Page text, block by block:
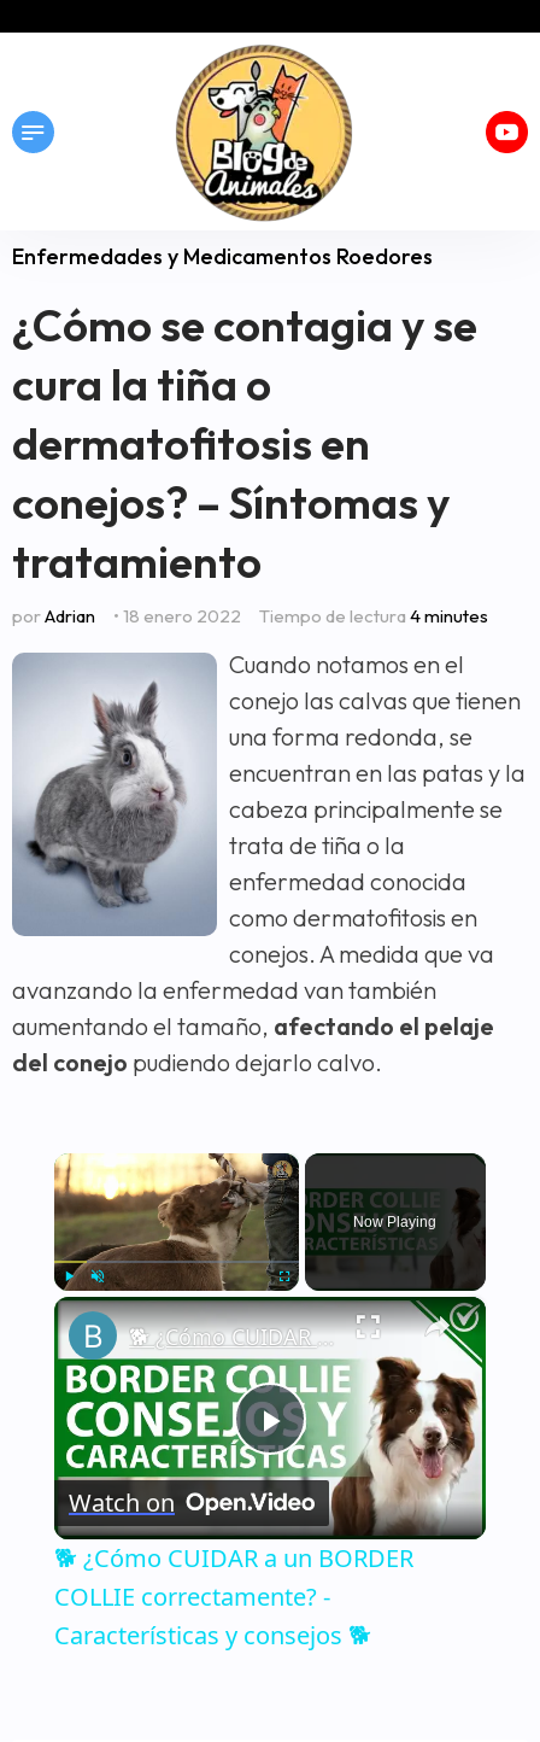
Enfermedades y Medicamentos Roedores
¿Cómo se contagia y se
cura la tiña o
dermatofitosis en
conejos? – Síntomas y
tratamiento
porAdrian • 18 enero 2022 Tiempo de lectura 4 minutes
Cuando notamos en el
conejo las calvas que tienen
una forma redonda, se
encuentran en las patas y la
cabeza principalmente se
trata de tiña o la
enfermedad conocida
como dermatofitosis en
conejos. A medida que va
avanzando la enfermedad van también
aumentando el tamaño, afectando el pelaje
del conejo pudiendo dejarlo calvo.
×
Play Unmute Fullscreen
Now Playing
×
Play
Video
🐕 ¿Cómo CUIDAR a un BORDER COLLIE correctamente? - Características y consejos 🐕
Watch on
🐕 ¿Cómo CUIDAR a un BORDER
COLLIE correctamente? -
Características y consejos 🐕